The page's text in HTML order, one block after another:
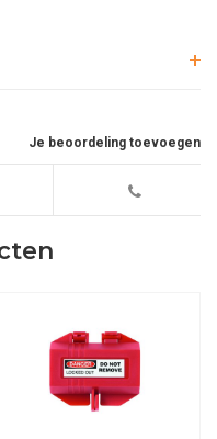
Je beoordeling toevoegen